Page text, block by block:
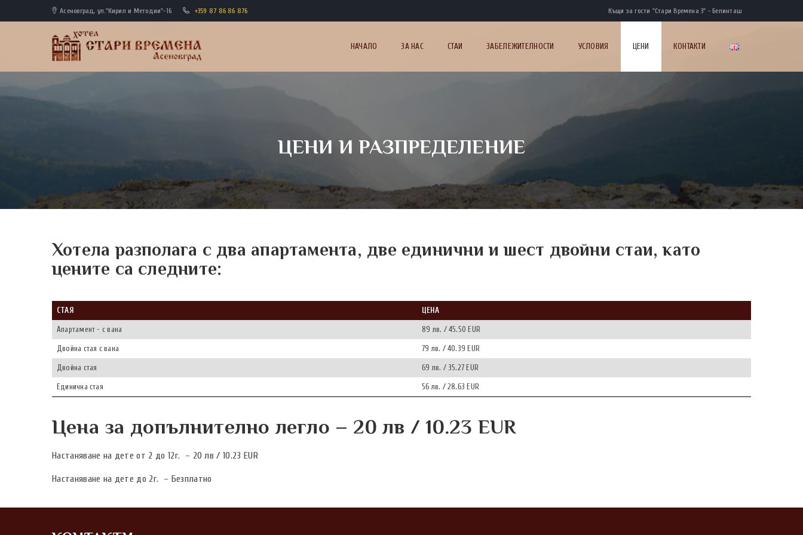
Асеновград, ул."Кирил и Методии"-16 +359 87 86 86 876 Къщи за гости "Стари Времена 3" - Белинташ
НАЧАЛО ЗА НАС СТАИ ЗАБЕЛЕЖИТЕЛНОСТИ УСЛОВИЯ ЦЕНИ КОНТАКТИ
ЦЕНИ И РАЗПРЕДЕЛЕНИЕ
Хотела разполага с два апартамента, две единични и шест двойни стаи, като
цените са следните:
СТАЯ ЦЕНА
Апартамент - с вана 89 лв. / 45.50 EUR
Двойна стая с вана 79 лв. / 40.39 EUR
Двойна стая 69 лв. / 35.27 EUR
Единична стая 56 лв. / 28.63 EUR
Цена за допълнително легло – 20 лв / 10.23 EUR
Настаняване на дете от 2 до 12г. – 20 лв / 10.23 EUR
Настаняване на дете до 2г. – Безплатно